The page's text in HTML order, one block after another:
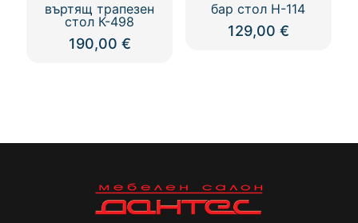
въртящ трапезен
стол К-498
190,00 €
be
chosen
on
бар стол Н-114
129,00 €